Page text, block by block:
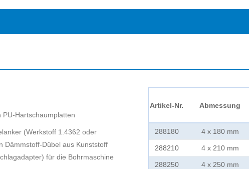
Hartschaumplatten
(Werkstoff 1.4362 oder
Dämmstoff-Dübel aus Kunststoff
für die Bohrmaschine
Artikel-Nr. Abmessung
288180 4 x 180 mm
288210 4 x 210 mm
288250 4 x 250 mm